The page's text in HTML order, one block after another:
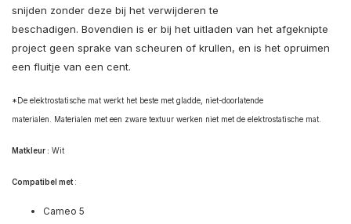
snijden zonder deze bij het verwijderen te
beschadigen. Bovendien is er bij het uitladen van het afgeknipte
project geen sprake van scheuren of krullen, en is het opruimen
een fluitje van een cent.
*De elektrostatische mat werkt het beste met gladde, niet-doorlatende
materialen. Materialen met een zware textuur werken niet met de elektrostatische mat.
Matkleur : Wit
Compatibel met:
Cameo 5